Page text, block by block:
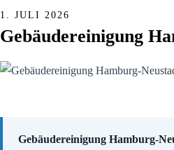
1. JULI 2026
Gebäudereinigung
Gebäudereinigung Hamburg-